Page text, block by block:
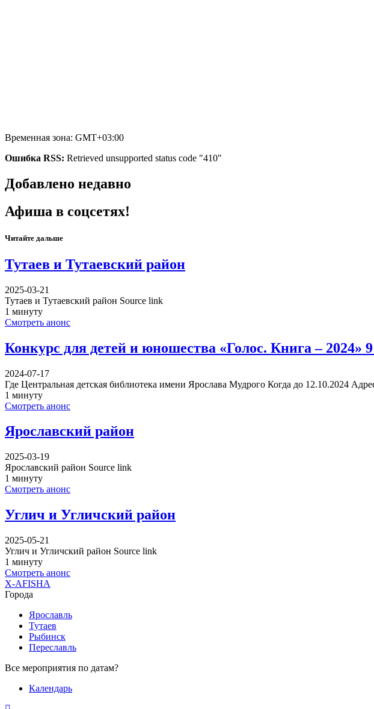
Временная зона: GMT+03:00
Ошибка RSS: Retrieved unsupported status code "410"
Добавлено недавно
Афиша в соцсетях!
Читайте дальше
Тутаев и Тутаевский район
2025-03-21
Тутаев и Тутаевский район Source link
1 минуту
Смотреть анонс
Конкурс для детей и юношества «Голос. Книга – 2024»
2024-07-17
Где Центральная детская библиотека имени Ярослава Мудрого Когда до 12.10.2024
1 минуту
Смотреть анонс
Ярославский район
2025-03-19
Ярославский район Source link
1 минуту
Смотреть анонс
Углич и Угличский район
2025-05-21
Углич и Угличский район Source link
1 минуту
Смотреть анонс
X-AFISHA
Города
Ярославль
Тутаев
Рыбинск
Переславль
Все мероприятия по датам?
Календарь